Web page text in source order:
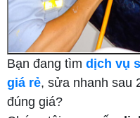
Bạn đang tìm dịch vụ
giá rẻ, sửa nhanh sau
đúng giá?